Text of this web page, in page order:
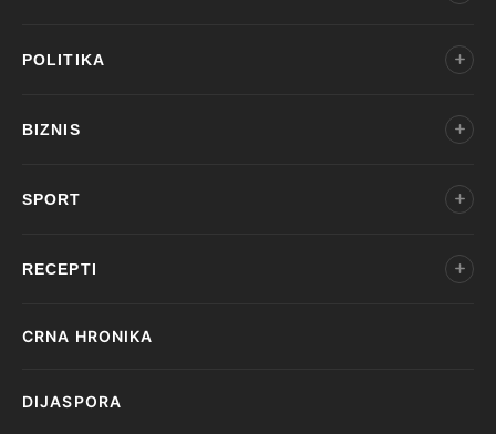
POLITIKA
BIZNIS
SPORT
RECEPTI
CRNA HRONIKA
DIJASPORA